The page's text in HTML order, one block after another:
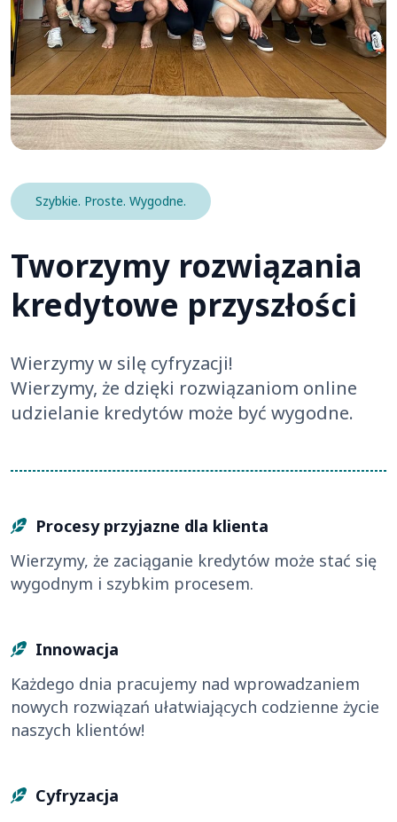
Szybkie. Proste. Wygodne.
Tworzymy rozwiązania
kredytowe przyszłości
Wierzymy w silę cyfryzacji!
Wierzymy, że dzięki rozwiązaniom online
udzielanie kredytów może być wygodne.
Procesy przyjazne dla klienta
Wierzymy, że zaciąganie kredytów może stać się
wygodnym i szybkim procesem.
Innowacja
Każdego dnia pracujemy nad wprowadzaniem
nowych rozwiązań ułatwiających codzienne życie
naszych klientów!
Cyfryzacja